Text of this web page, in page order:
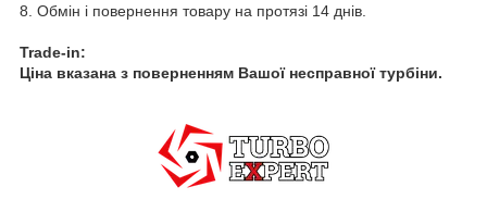
8. Обмін і повернення товару на протязі 14 днів.
Trade-in:
Ціна вказана з поверненням Вашої несправної турбіни.